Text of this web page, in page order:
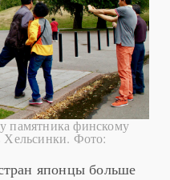
памятника финскому
Хельсинки. Фото:
японцы больше